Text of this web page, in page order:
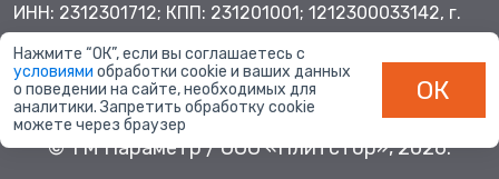
ИНН: 2312301712; КПП: 231201001; 1212300033142, г.
Краснодар ул. Просторная, 21, индекс 350080
© ТМ Параметр / ООО «Плитстор», 2026.
Нажмите “ОК”, если вы соглашаетесь с
условиями обработки cookie и ваших данных
о поведении на сайте, необходимых для
аналитики. Запретить обработку cookie
можете через браузер
ОК